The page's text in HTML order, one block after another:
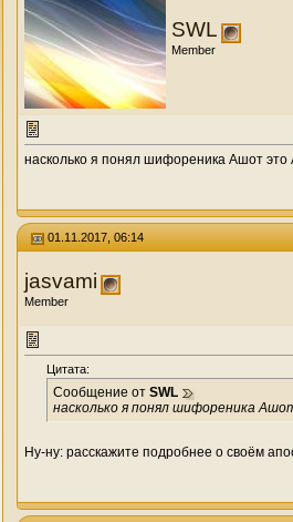
SWL
Member
насколько я понял шифореника Ашот это
01.11.2017, 06:14
jasvami
Member
Цитата:
Сообщение от SWL
насколько я понял шифореника
Ну-ну: расскажите подробнее о своём